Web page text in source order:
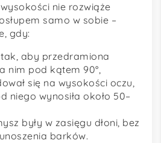
nie rozwiąże
samo w sobie –
gdy:
aby przedramiona
nim pod kątem 90°,
się na wysokości oczu,
niego wynosiła około 50–
były w zasięgu dłoni, bez
barków.